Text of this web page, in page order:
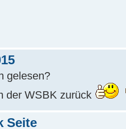
gelesen?
der WSBK zurück
Seite